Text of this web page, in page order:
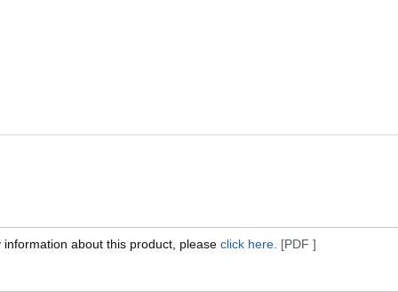
information about this product, pleaseclick here. [PDF ]